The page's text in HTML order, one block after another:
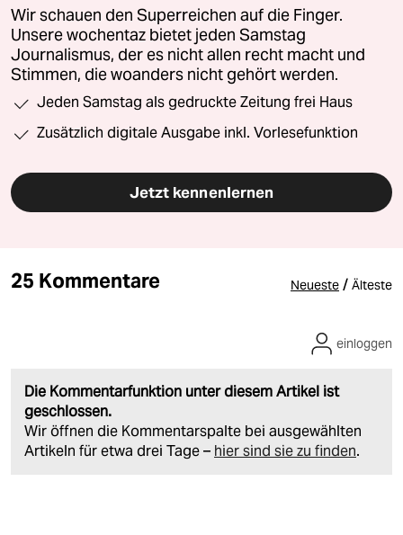
Wir schauen den Superreichen auf die Finger.
Unsere wochentaz bietet jeden Samstag
Journalismus, der es nicht allen recht macht und
Stimmen, die woanders nicht gehört werden.
Jeden Samstag als gedruckte Zeitung frei Haus
Zusätzlich digitale Ausgabe inkl. Vorlesefunktion
Jetzt kennenlernen
25 Kommentare Neueste / Älteste
Die Kommentarfunktion unter diesem Artikel ist
geschlossen.
Wir öffnen die Kommentarspalte bei ausgewählten
Artikeln für etwa drei Tage – hier sind sie zu finden.
einloggen